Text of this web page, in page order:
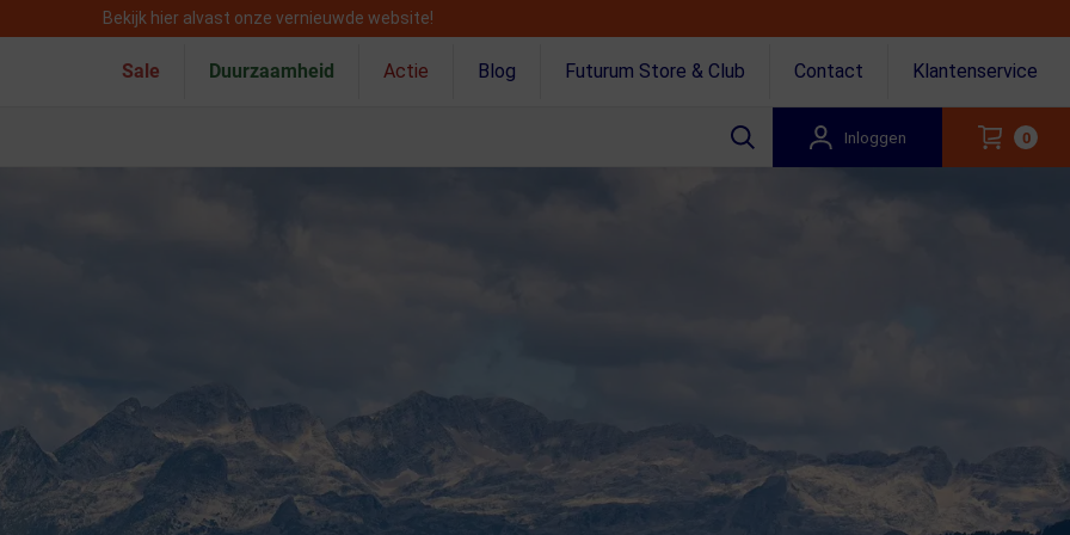
Bekijk hier alvast onze vernieuwde website!
Sale Duurzaamheid Actie Blog Futurum Store & Club Contact Klantenservice
Inloggen 0